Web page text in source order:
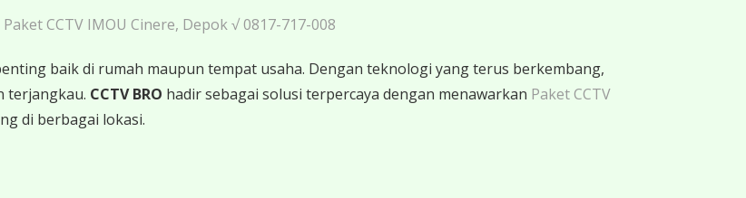
Paket CCTV IMOU Cinere, Depok √ 0817-717-008
baik di rumah maupun tempat usaha. Dengan teknologi yang terus berkembang,
terjangkau. CCTV BRO hadir sebagai solusi terpercaya dengan menawarkan Paket CCTV
di berbagai lokasi.